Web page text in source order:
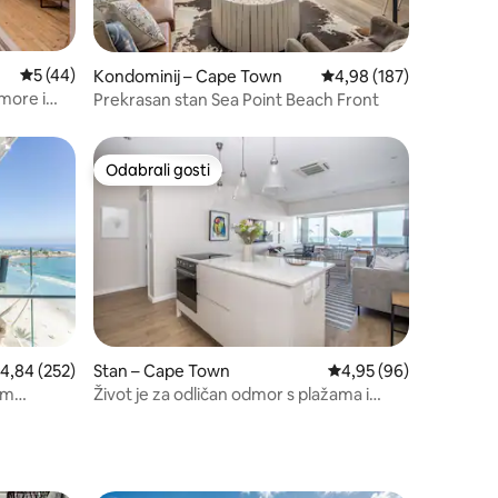
Prosječna ocjena: 5/5, recenzija: 44
5 (44)
i
Kondominij – Cape Town Prosječna ocjena:
4,98 (187)
Prekrasan stan Sea Point Beach Front
ocjena: 4,84/5, recenzija: 252
4,84 (252)
Odabrali gosti
Odabrali gosti
Stan – Cape Town Prosječna ocjena:
4,95 (96)
Život je za odličan odmor s plažama i